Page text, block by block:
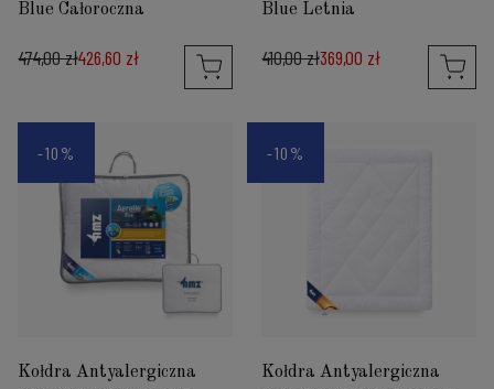
Blue Całoroczna
474,00 zł426,60 zł
Blue Letnia
410,00 zł369,00 zł
Kołdra Antyalergiczna
-10%
Kołdra Antyalergiczna
-10%